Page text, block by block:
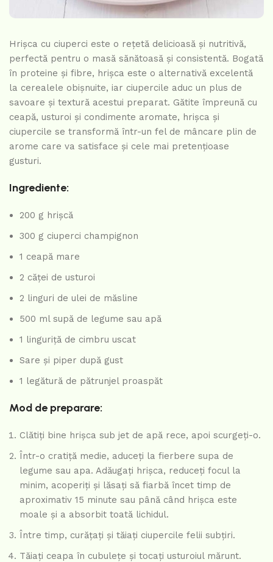
Hrișca cu ciuperci este o rețetă delicioasă și nutritivă,
perfectă pentru o masă sănătoasă și consistentă. Bogată
în proteine și fibre, hrișca este o alternativă excelentă
la cerealele obișnuite, iar ciupercile aduc un plus de
savoare și textură acestui preparat. Gătite împreună cu
ceapă, usturoi și condimente aromate, hrișca și
ciupercile se transformă într-un fel de mâncare plin de
arome care va satisface și cele mai pretențioase
gusturi.
Ingrediente:
200 g hrișcă
300 g ciuperci champignon
1 ceapă mare
2 căței de usturoi
2 linguri de ulei de măsline
500 ml supă de legume sau apă
1 linguriță de cimbru uscat
Sare și piper după gust
1 legătură de pătrunjel proaspăt
Mod de preparare:
Clătiți bine hrișca sub jet de apă rece, apoi scurgeți-o.
Într-o cratiță medie, aduceți la fierbere supa de
legume sau apa. Adăugați hrișca, reduceți focul la
minim, acoperiți și lăsați să fiarbă încet timp de
aproximativ 15 minute sau până când hrișca este
moale și a absorbit toată lichidul.
Între timp, curățați și tăiați ciupercile felii subțiri.
Tăiați ceapa în cubulețe și tocați usturoiul mărunt.